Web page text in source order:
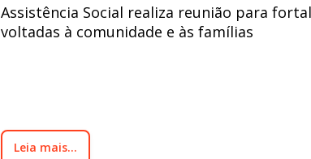
Assistência Social realiza reunião para
voltadas à comunidade e às famílias
Leia mais...